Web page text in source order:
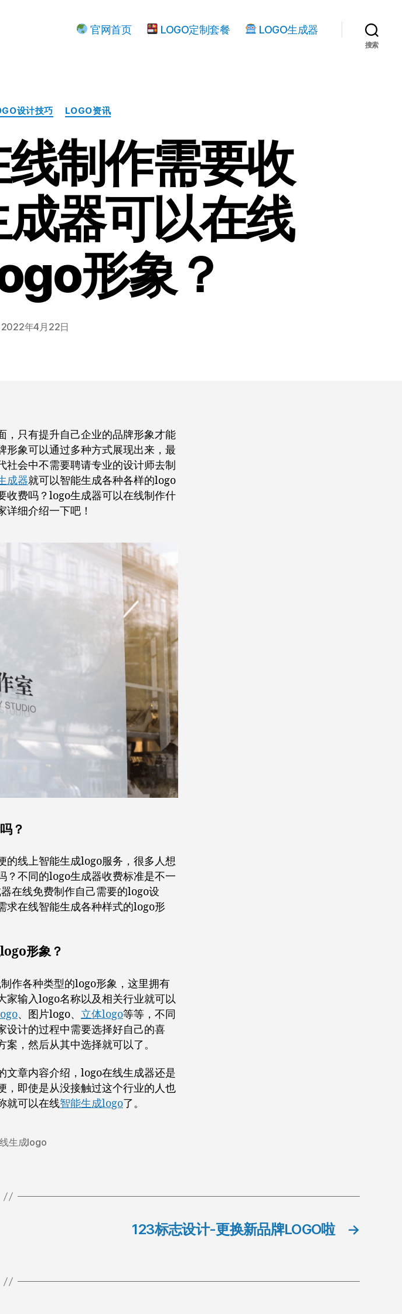
官网首页 LOGO定制套餐 LOGO生成器
搜索
分
类
设计技巧 LOGO资讯
制作需要收
器可以在线
形象？
2022年4月22日
，只有提升自己企业的品牌形象才能
形象可以通过多种方式展现出来，最
社会中不需要聘请专业的设计师去制
成器就可以智能生成各种各样的logo
收费吗？logo生成器可以在线制作什
细介绍一下吧！
？
的线上智能生成logo服务，很多人想
？不同的logo生成器收费标准是不一
在线免费制作自己需要的logo设
求在线智能生成各种样式的logo形
形象？
作各种类型的logo形象，这里拥有
家输入logo名称以及相关行业就可以
、图片logo、 立体logo等等，不同
设计的过程中需要选择好自己的喜
，然后从其中选择就可以了。
文章内容介绍，logo在线生成器还是
，即使是从没接触过这个行业的人也
就可以在线智能生成logo了。
生成logo
→
123标志设计-更换新品牌LOGO啦